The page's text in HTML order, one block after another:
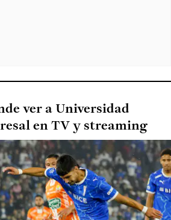
ver a Universidad
en TV y streaming